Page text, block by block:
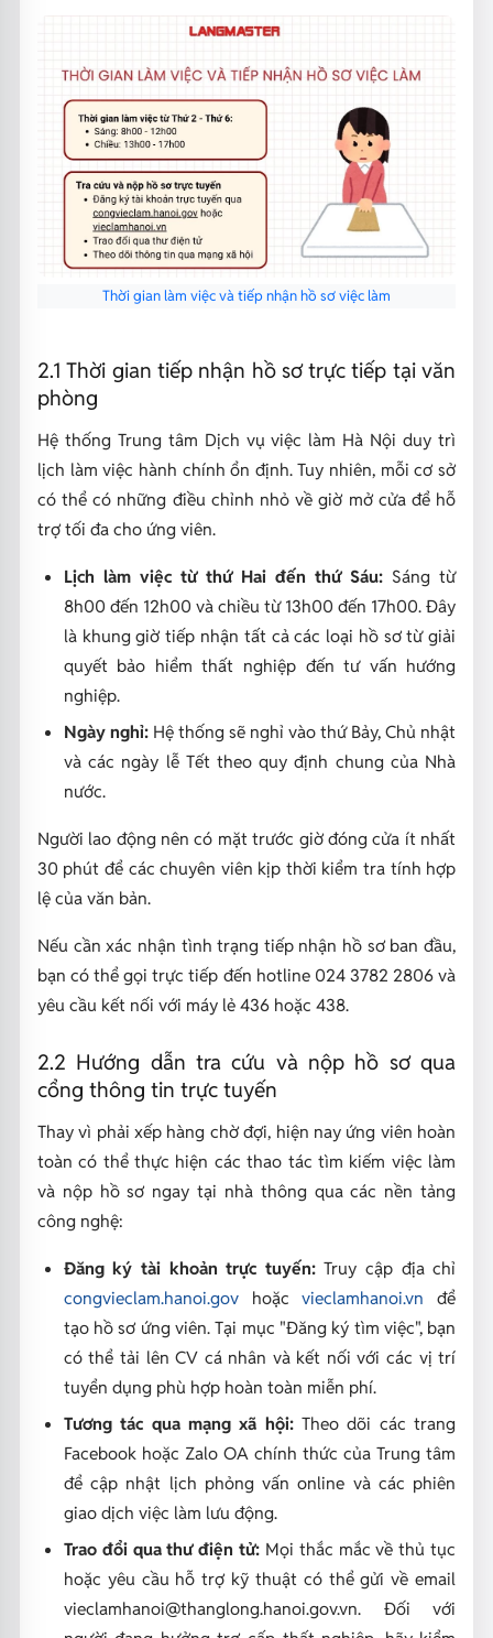
Thời gian làm việc và tiếp nhận hồ sơ việc làm
2.1 Thời gian tiếp nhận hồ sơ trực tiếp tại văn
phòng
Hệ thống Trung tâm Dịch vụ việc làm Hà Nội duy trì
lịch làm việc hành chính ổn định. Tuy nhiên, mỗi cơ sở
có thể có những điều chỉnh nhỏ về giờ mở cửa để hỗ
trợ tối đa cho ứng viên.
Lịch làm việc từ thứ Hai đến thứ Sáu: Sáng từ
8h00 đến 12h00 và chiều từ 13h00 đến 17h00. Đây
là khung giờ tiếp nhận tất cả các loại hồ sơ từ giải
quyết bảo hiểm thất nghiệp đến tư vấn hướng
nghiệp.
Ngày nghỉ:Hệ thống sẽ nghỉ vào thứ Bảy, Chủ nhật
và các ngày lễ Tết theo quy định chung của Nhà
nước.
Người lao động nên có mặt trước giờ đóng cửa ít nhất
30 phút để các chuyên viên kịp thời kiểm tra tính hợp
lệ của văn bản.
Nếu cần xác nhận tình trạng tiếp nhận hồ sơ ban đầu,
bạn có thể gọi trực tiếp đến hotline 024 3782 2806 và
yêu cầu kết nối với máy lẻ 436 hoặc 438.
2.2 Hướng dẫn tra cứu và nộp hồ sơ qua
cổng thông tin trực tuyến
Thay vì phải xếp hàng chờ đợi, hiện nay ứng viên hoàn
toàn có thể thực hiện các thao tác tìm kiếm việc làm
và nộp hồ sơ ngay tại nhà thông qua các nền tảng
công nghệ:
Đăng ký tài khoản trực tuyến:Truy cập địa chỉ
congvieclam.hanoi.govhoặcvieclamhanoi.vn để
tạo hồ sơ ứng viên. Tại mục "Đăng ký tìm việc", bạn
có thể tải lên CV cá nhân và kết nối với các vị trí
tuyển dụng phù hợp hoàn toàn miễn phí.
Tương tác qua mạng xã hội:Theo dõi các trang
Facebook hoặc Zalo OA chính thức của Trung tâm
để cập nhật lịch phỏng vấn online và các phiên
giao dịch việc làm lưu động.
Trao đổi qua thư điện tử: Mọi thắc mắc về thủ tục
hoặc yêu cầu hỗ trợ kỹ thuật có thể gửi về email
vieclamhanoi@thanglong.hanoi.gov.vn. Đối với